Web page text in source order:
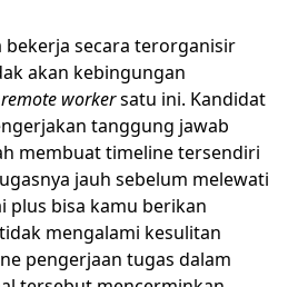
bekerja secara terorganisir
akan kebingungan
remote workersatu ini. Kandidat
tanggung jawab
membuat timeline tersendiri
jauh sebelum melewati
plus bisa kamu berikan
mengalami kesulitan
pengerjaan tugas dalam